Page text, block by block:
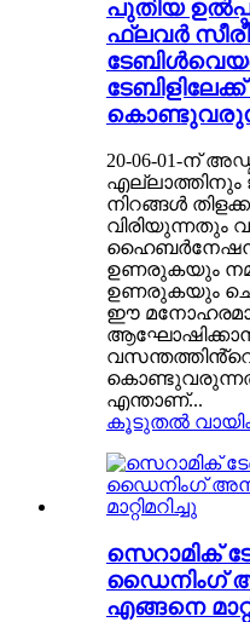
പുതിയ
ഫ്ലവർ
20-06-01-ന്
എല്ലാത്തിനും
നിറങ്ങൾ
വിരിയുന്നതും
ഉണരുകയും
ഉണരുകയും
ഈ
ആഘോഷിക്കാൻ
എന്താണ്...
കൂടുതൽ
സെറാമിക്
ഡൈനിംഗ്
എങ്ങനെ